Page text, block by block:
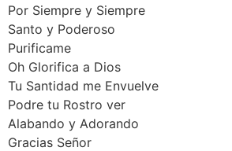
Por Siempre y Siempre
Santo y Poderoso
Purificame
Oh Glorifica a Dios
Tu Santidad me Envuelve
Podre tu Rostro ver
Alabando y Adorando
Gracias Señor